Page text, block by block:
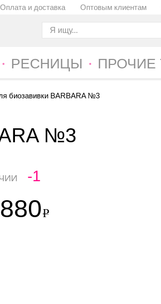
Оплата и доставка Оптовым клиентам
РЕСНИЦЫ ПРОЧИЕ
биозавивки BARBARA №3
№3
-1
880